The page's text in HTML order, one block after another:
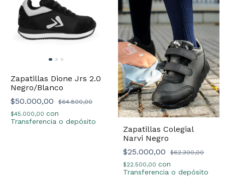
Zapatillas Dione Jrs 2.0
Negro/Blanco
$50.000,00
$64.800,00
$45.000,00 con
Transferencia o depósito
Zapatillas Colegial
Narvi Negro
$25.000,00
$62.300,00
$22.500,00 con
Transferencia o depósito